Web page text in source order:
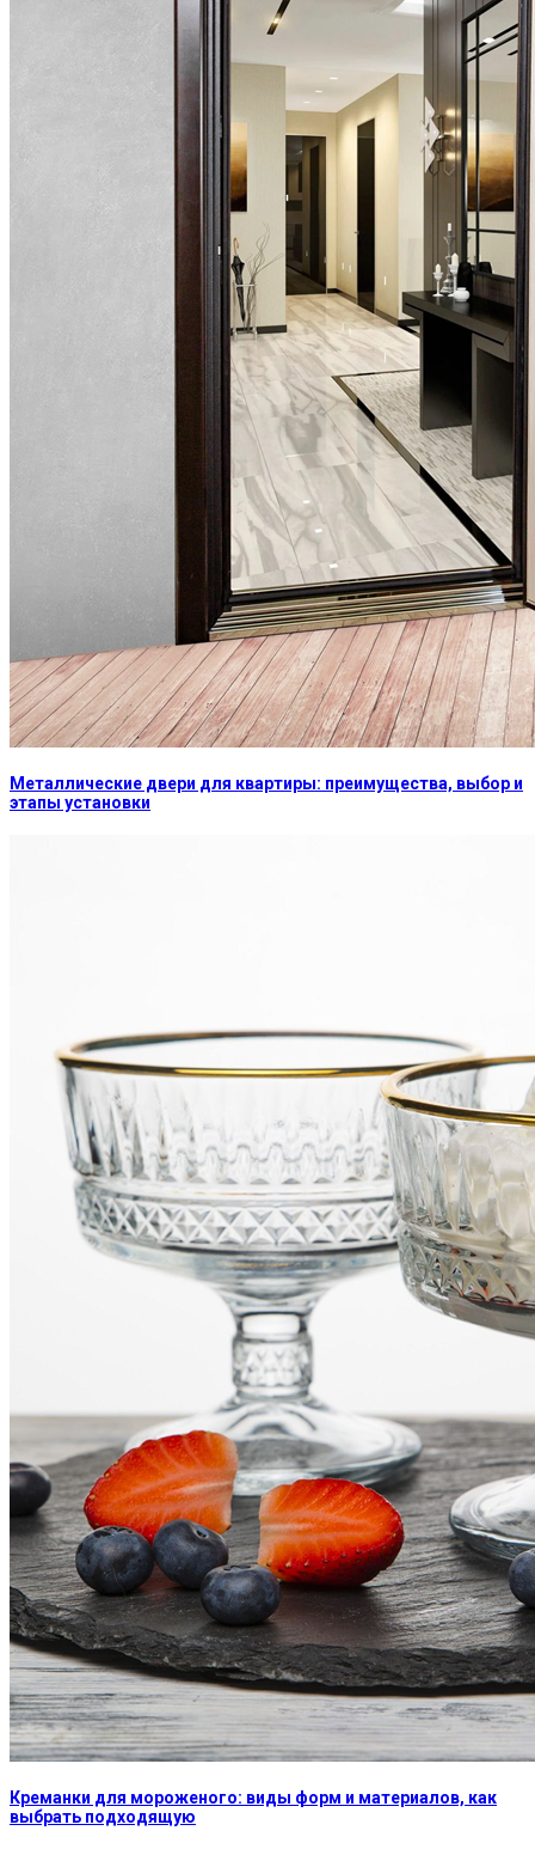
Металлические двери для квартиры: преимущества, выбор и
этапы установки
Креманки для мороженого: виды форм и материалов, как
выбрать подходящую